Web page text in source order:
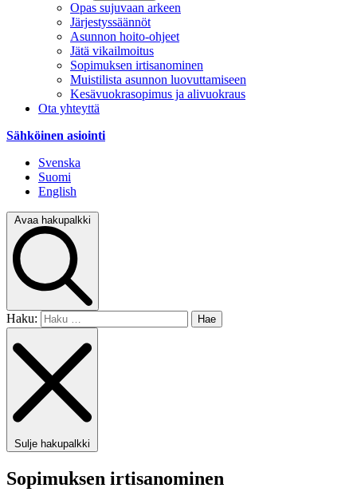
Opas sujuvaan arkeen
Järjestyssäännöt
Asunnon hoito-ohjeet
Jätä vikailmoitus
Sopimuksen irtisanominen
Muistilista asunnon luovuttamiseen
Kesävuokrasopimus ja alivuokraus
Ota yhteyttä
Sähköinen asiointi
Svenska
Suomi
English
Avaa hakupalkki
Haku:
Sulje hakupalkki
Sopimuksen irtisanominen